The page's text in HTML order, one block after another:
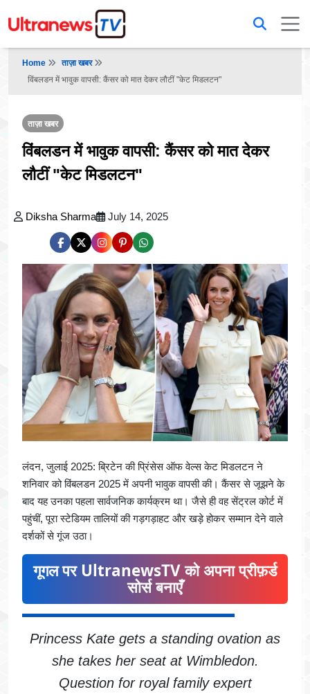
Home
ताज़ा खबर
विंबलडन में भावुक वापसी: कैंसर को मात देकर लौटीं "केट मिडलटन"
ताज़ा खबर
विंबलडन में भावुक वापसी: कैंसर को मात देकर
लौटीं "केट मिडलटन"
Diksha Sharma July 14, 2025
लंदन, जुलाई 2025: ब्रिटेन की प्रिंसेस ऑफ वेल्स केट मिडलटन ने
शनिवार को विंबलडन 2025 में अपनी भावुक वापसी की। कैंसर से जूझने के
बाद यह उनका पहला सार्वजनिक कार्यक्रम था। जैसे ही वह सेंट्रल कोर्ट में
पहुंचीं, पूरा स्टेडियम तालियों की गड़गड़ाहट और खड़े होकर सम्मान देने वाले
दर्शकों से गूंज उठा।
गूगल पर UltranewsTV को अपना प्रीफ़र्ड
सोर्स बनाएँ
Princess Kate gets a standing ovation as
she takes her seat at Wimbledon.
Question for royal family expert